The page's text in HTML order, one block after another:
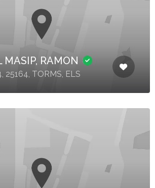
MASIP, RAMON
25164, TORMS, ELS